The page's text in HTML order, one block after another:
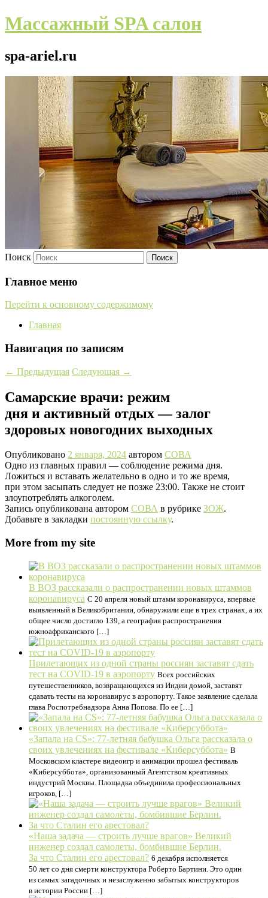
Массажный SPA салон
spa-ariel.ru
Поиск
Главное меню
Перейти к основному содержимому
Главная
Навигация по записям
← Предыдущая Следующая →
Самарские врачи: режим
дня и активный отдых — залог
здоровых новогодних выходных
Опубликовано 2 января, 2024 автором СОВА
Одно из главных правил — соблюдение режима дня.
Ложиться и вставать желательно в одно и то же время,
при этом засыпать следует не позже 23:00. Также не стоит
злоупотреблять алкоголем.
Запись опубликована автором СОВА в рубрике ЗОЖ.
Добавьте в закладки постоянную ссылку.
More from my site
В ВОЗ рассказали о распространении новых штаммов
коронавируса С 20 апреля новый штамм коронавируса, впервые
выявленный в Великобритании, обнаружили еще в трех странах, а их
общее число достигло 139, а география распространения
южноафриканского […]
Прилетающих из одной страны россиян заставят сдать
тест на COVID-19 в аэропорту Всех российских
путешественников, возвращающихся из Индии домой, заставят
сдавать тесты на коронавирус в аэропорту. Такое заявление сделала
глава Роспотребнадзора Анна Попова. По ее […]
«Запала на CS»: 77-летняя бабушка Ольга рассказала о
своих увлечениях на фестивале «Киберсуббота» В
Московском кластере видеоигр и анимации прошел фестиваль
«Киберсуббота», организованный Агентством креативных
индустрий Москвы. Площадка объединила профессиональных
игроков, […]
«Наша задача — строить лучше врагов» Великий
инженер создал самолеты, бомбившие Берлин.
За что Сталин его арестовал? 6 декабря исполняется
50 лет со дня смерти конструктора Роберто Бартини. Это один
из самых загадочных и незаслуженно забытых конструкторов
в истории России […]